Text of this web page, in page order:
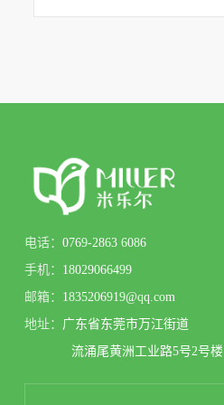
电话： 0769-2863 6086
手机： 18029066499
邮箱： 1835206919@qq.com
地址： 广东省东莞市万江街道
流涌尾黄洲工业路5号2号楼